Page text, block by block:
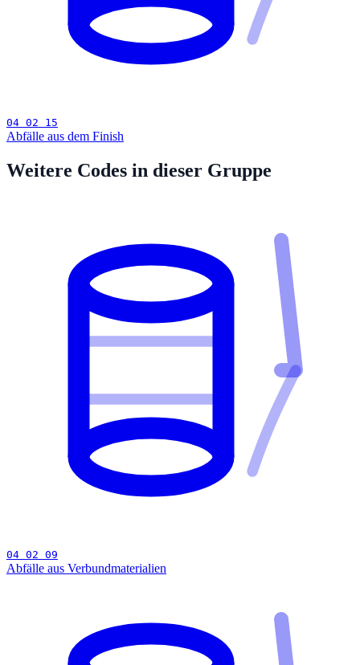
04 02 15
Abfälle aus dem Finish
Weitere Codes in dieser Gruppe
04 02 09
Abfälle aus Verbundmaterialien